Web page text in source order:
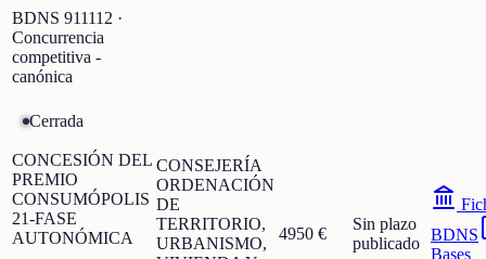
BDNS 911112 ·
Concurrencia
competitiva -
canónica
Cerrada
CONCESIÓN DEL
PREMIO
CONSUMÓPOLIS
21-FASE
AUTONÓMICA
CONSEJERÍA
ORDENACIÓN
DE
TERRITORIO,
URBANISMO,
4950 €
Sin plazo
publicado BDNS
Bases